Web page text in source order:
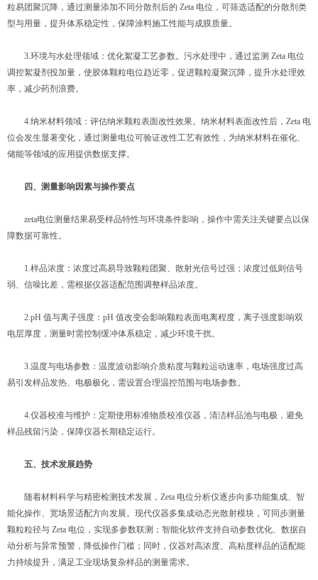
粒易团聚沉降，通过测量添加不同分散剂后的 Zeta 电位，可筛选适配的分散剂类
型与用量，提升体系稳定性，保障涂料施工性能与成膜质量。
3.环境与水处理领域：优化絮凝工艺参数。污水处理中，通过监测 Zeta 电位
调控絮凝剂投加量，使胶体颗粒电位趋近零，促进颗粒凝聚沉降，提升水处理效
率，减少药剂浪费。
4.纳米材料领域：评估纳米颗粒表面改性效果。纳米材料表面改性后，Zeta 电
位会发生显著变化，通过测量电位可验证改性工艺有效性，为纳米材料在催化、
储能等领域的应用提供数据支撑。
四、测量影响因素与操作要点
zeta电位测量结果易受样品特性与环境条件影响，操作中需关注关键要点以保
障数据可靠性。
1.样品浓度：浓度过高易导致颗粒团聚、散射光信号过强；浓度过低则信号
弱、信噪比差，需根据仪器适配范围调整样品浓度。
2.pH 值与离子强度：pH 值改变会影响颗粒表面电离程度，离子强度影响双
电层厚度，测量时需控制缓冲体系稳定，减少环境干扰。
3.温度与电场参数：温度波动影响介质粘度与颗粒运动速率，电场强度过高
易引发样品发热、电极极化，需设置合理温控范围与电场参数。
4.仪器校准与维护：定期使用标准物质校准仪器，清洁样品池与电极，避免
样品残留污染，保障仪器长期稳定运行。
五、技术发展趋势
随着材料科学与精密检测技术发展，Zeta 电位分析仪逐步向多功能集成、智
能化操作、宽场景适配方向发展。现代仪器多集成动态光散射模块，可同步测量
颗粒粒径与 Zeta 电位，实现多参数联测；智能化软件支持自动参数优化、数据自
动分析与异常预警，降低操作门槛；同时，仪器对高浓度、高粘度样品的适配能
力持续提升，满足工业现场复杂样品的测量需求。